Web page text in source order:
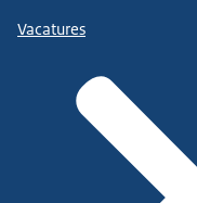
Vacatures